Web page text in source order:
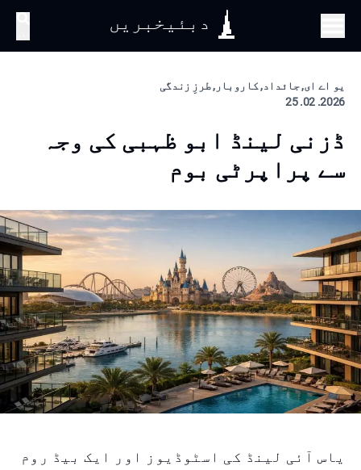
دبئیخبریں
یو اے ای, جائداد, کاروبار, طرزِ زندگی
2026. 02. 25
ڈزنی لینڈ ابو ظہبی کی وجہ
سے پراپرٹی بوم
یاس آئی لینڈ کی اسٹوڈیوز اور ایک بیڈ روم